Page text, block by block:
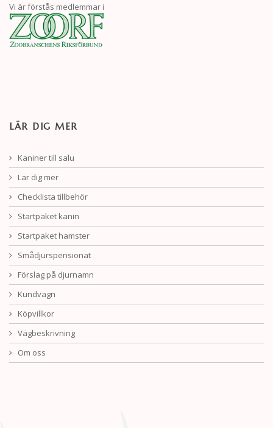
Vi är förstås medlemmar i
LÄR DIG MER
Kaniner till salu
Lär dig mer
Checklista tillbehör
Startpaket kanin
Startpaket hamster
Smådjurspensionat
Förslag på djurnamn
Kundvagn
Köpvillkor
Vägbeskrivning
Om oss